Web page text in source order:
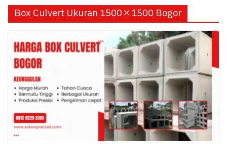
Box Culvert Ukuran 1500×1500 Bogor